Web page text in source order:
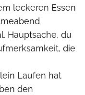
leckeren Essen
Hauptsache, du
die
Laufen hat
den